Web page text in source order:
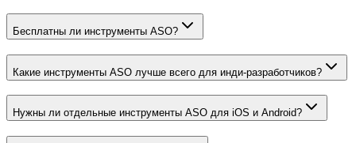
Бесплатны ли инструменты ASO?
Какие инструменты ASO лучше всего для инди-разработчиков?
Нужны ли отдельные инструменты ASO для iOS и Android?